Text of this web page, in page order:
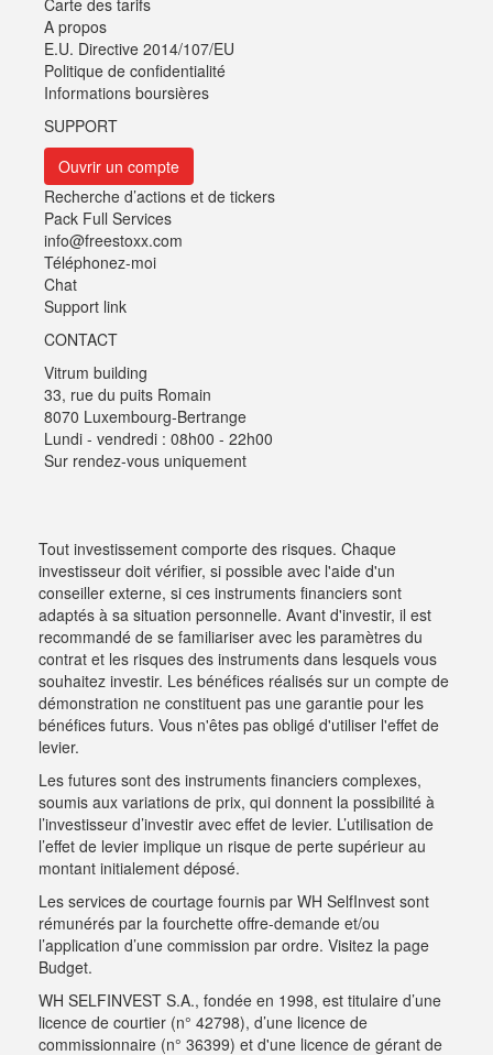
Carte des tarifs
A propos
E.U. Directive 2014/107/EU
Politique de confidentialité
Informations boursières
SUPPORT
Ouvrir un compte
Recherche d’actions et de tickers
Pack Full Services
info@freestoxx.com
Téléphonez-moi
Chat
Support link
CONTACT
Vitrum building
33, rue du puits Romain
8070 Luxembourg-Bertrange
Lundi - vendredi : 08h00 - 22h00
Sur rendez-vous uniquement
Tout investissement comporte des risques. Chaque
investisseur doit vérifier, si possible avec l'aide d'un
conseiller externe, si ces instruments financiers sont
adaptés à sa situation personnelle. Avant d'investir, il est
recommandé de se familiariser avec les paramètres du
contrat et les risques des instruments dans lesquels vous
souhaitez investir. Les bénéfices réalisés sur un compte de
démonstration ne constituent pas une garantie pour les
bénéfices futurs. Vous n'êtes pas obligé d'utiliser l'effet de
levier.
Les futures sont des instruments financiers complexes,
soumis aux variations de prix, qui donnent la possibilité à
l’investisseur d’investir avec effet de levier. L’utilisation de
l’effet de levier implique un risque de perte supérieur au
montant initialement déposé.
Les services de courtage fournis par WH SelfInvest sont
rémunérés par la fourchette offre-demande et/ou
l’application d’une commission par ordre. Visitez la page
Budget.
WH SELFINVEST S.A., fondée en 1998, est titulaire d’une
licence de courtier (n° 42798), d’une licence de
commissionnaire (n° 36399) et d'une licence de gérant de